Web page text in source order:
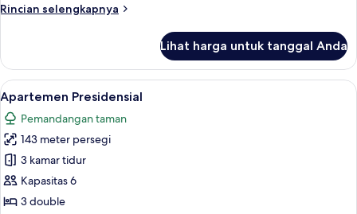
Rincian selengkapnya
Rincian
Kamar
Double
Deluks
Lihat harga untuk tanggal Anda
Lihat
semua
foto
untuk
Apartemen
Presidensial
Apartemen Presidensial | Minibar,
10
Apartemen Presidensial
Pemandangan taman
143 meter persegi
3 kamar tidur
Kapasitas 6
3 double